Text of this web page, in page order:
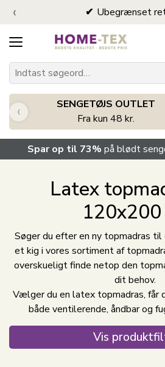
Ubegrænset
‹
SENGETØJS OUTLET
Fra kun 48 kr.
‹
Spar op til 73% på blødt
Latex
120x200
Søger du efter en ny topmadras
et kig i vores sortiment af
overskueligt finde netop den
dit behov.
Vælger du en latex topmadras, får
både ventilerende, åndbar og
Vis